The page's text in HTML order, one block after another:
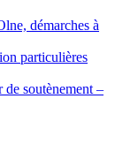
démarches à
particulières
soutènement –